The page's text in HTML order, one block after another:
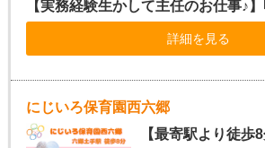
【実務経験生かして主任のお仕事♪
詳細を見る
にじいろ保育園西六郷
【最寄駅より徒歩